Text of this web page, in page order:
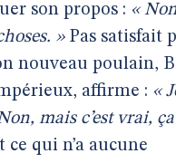
son propos : «
»Pas satisfait
nouveau poulain,
affirme : «
mais c’est vrai, ça
ce qui n’a aucune